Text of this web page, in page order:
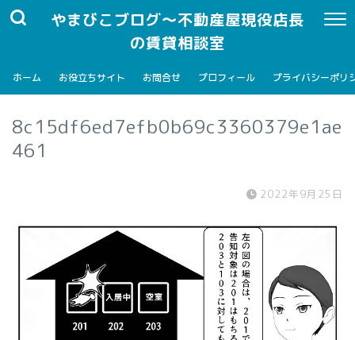
やまびこブログ～不動産屋現役店長
の賃貸相談室
ホーム お役立ちサイト お問合せ プロフィール プライバシーポリ
8c15df6ed7efb0b69c3360379e1ae
461
2022年9月25日